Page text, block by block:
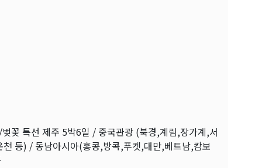
꽃 특선 제주 5박6일 / 중국관광 (북경,계림,장가계,서
등) / 동남아시아(홍콩,방콕,푸켓,대만,베트남,캄보